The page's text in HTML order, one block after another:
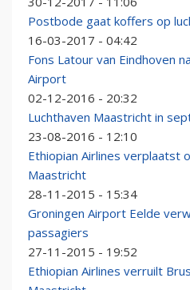
Postbode gaat koffers op
16-03-2017 - 04:42
Fons Latour van Eindhoven
Airport
02-12-2016 - 20:32
Luchthaven Maastricht in
23-08-2016 - 12:10
Ethiopian Airlines verplaatst
Maastricht
28-11-2015 - 15:34
Groningen Airport Eelde
passagiers
27-11-2015 - 19:52
Ethiopian Airlines verruilt